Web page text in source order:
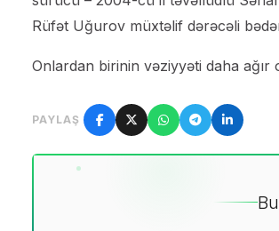
Rüfət Uğurov müxtəlif dərəcəli
Onlardan birinin vəziyyəti daha
PAYLAŞ